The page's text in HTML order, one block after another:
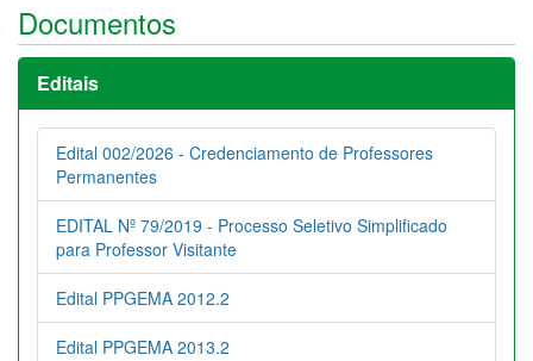
Documentos
Editais
Edital 002/2026 - Credenciamento de Professores
Permanentes
EDITAL Nº 79/2019 - Processo Seletivo Simplificado
para Professor Visitante
Edital PPGEMA 2012.2
Edital PPGEMA 2013.2